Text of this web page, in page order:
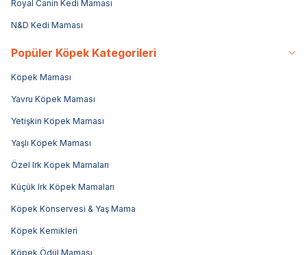
Royal Canin Kedi Maması
N&D Kedi Maması
Popüler Köpek Kategorileri
Köpek Maması
Yavru Köpek Maması
Yetişkin Köpek Maması
Yaşlı Köpek Maması
Özel Irk Köpek Mamaları
Küçük Irk Köpek Mamaları
Köpek Konservesi & Yaş Mama
Köpek Kemikleri
Köpek Ödül Maması